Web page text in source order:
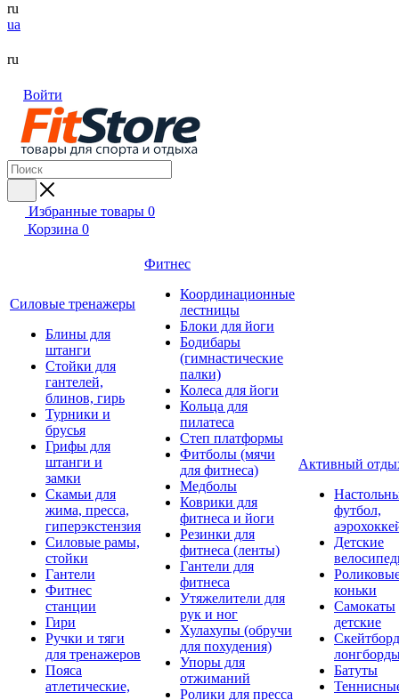
ru
ua
ru
Войти
Избранные товары 0
Корзина 0
Силовые тренажеры
Блины для
штанги
Стойки для
гантелей,
блинов, гирь
Турники и
брусья
Грифы для
штанги и
замки
Скамьи для
жима, пресса,
гиперэкстензия
Силовые рамы,
стойки
Гантели
Фитнес
станции
Гири
Ручки и тяги
для тренажеров
Пояса
атлетические,
Фитнес
Координационные
лестницы
Блоки для йоги
Бодибары
(гимнастические
палки)
Колеса для йоги
Кольца для
пилатеса
Степ платформы
Фитболы (мячи
для фитнеса)
Медболы
Коврики для
фитнеса и йоги
Резинки для
фитнеса (ленты)
Гантели для
фитнеса
Утяжелители для
рук и ног
Хулахупы (обручи
для похудения)
Упоры для
отжиманий
Ролики для пресса
Активный
футбол,
Детские
коньки
Самокаты
детские
Батуты